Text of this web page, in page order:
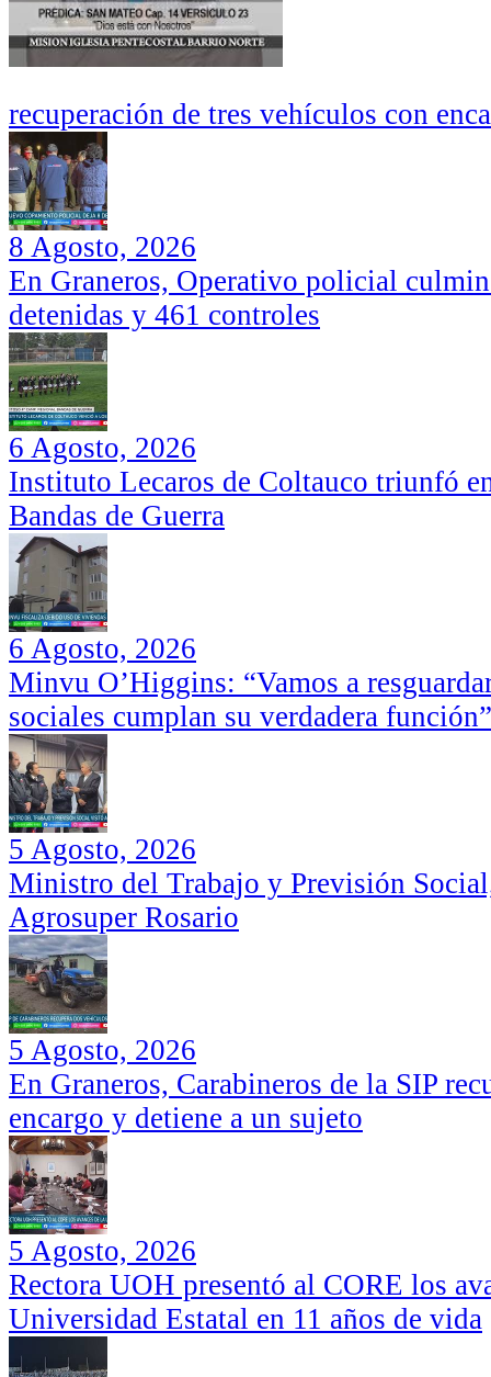
recuperación de tres vehículos con
8 Agosto, 2026
En Graneros, Operativo policial
detenidas y 461 controles
6 Agosto, 2026
Instituto Lecaros de Coltauco triunfó
Bandas de Guerra
6 Agosto, 2026
Minvu O’Higgins: “Vamos a
sociales cumplan su verdadera función”
5 Agosto, 2026
Ministro del Trabajo y Previsión
Agrosuper Rosario
5 Agosto, 2026
En Graneros, Carabineros de la SIP
encargo y detiene a un sujeto
5 Agosto, 2026
Rectora UOH presentó al CORE los
Universidad Estatal en 11 años de vida